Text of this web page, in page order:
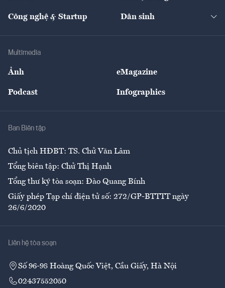
Tư vấn
Thị trường
Nông sản
Giải trí
Công nghệ & Startup Dân sinh
Multimedia
Ảnh eMagazine
Podcast Infographics
Ban Biên tập
Chủ tịch HĐBT: TS. Chử Văn Lâm
Tổng biên tập: Chử Thị Hạnh
Tổng thư ký tòa soạn: Đào Quang Bính
Giấy phép Tạp chí điện tử số: 272/GP-BTTTT ngày
26/6/2020
Liên hệ tòa soạn
Số 96-98 Hoàng Quốc Việt, Cầu Giấy, Hà Nội
02437552050